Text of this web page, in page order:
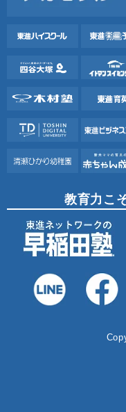
教育力こ